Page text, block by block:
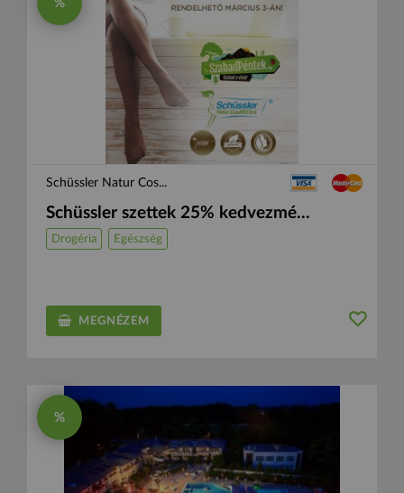
%
Schüssler Natur Cos...
Schüssler szettek 25% kedvezmé...
Drogéria Egészség
MEGNÉZEM
%